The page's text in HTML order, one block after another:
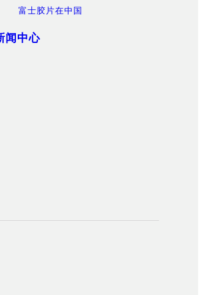
富士胶片在中国
闻中心